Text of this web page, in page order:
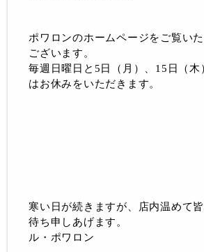
ポワロンのホームページをご覧い
ございます。
毎週日曜日と5日（月）、15日（木
はお休みをいただきます。
寒い日が続きますが、店内温めて
待ち申しあげます。
ル・ポワロン